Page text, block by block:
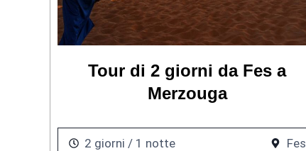
Tour di 2 giorni da Fes a
Merzouga
2 giorni / 1 notte Fes